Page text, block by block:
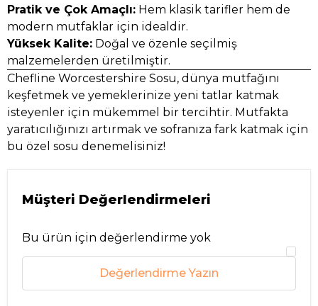
Pratik ve Çok Amaçlı: Hem klasik tarifler hem de
modern mutfaklar için idealdir.
Yüksek Kalite: Doğal ve özenle seçilmiş
malzemelerden üretilmiştir.
Chefline Worcestershire Sosu, dünya mutfağını
keşfetmek ve yemeklerinize yeni tatlar katmak
isteyenler için mükemmel bir tercihtir. Mutfakta
yaratıcılığınızı artırmak ve sofranıza fark katmak için
bu özel sosu denemelisiniz!
Müşteri Değerlendirmeleri
Bu ürün için değerlendirme yok
Değerlendirme Yazın